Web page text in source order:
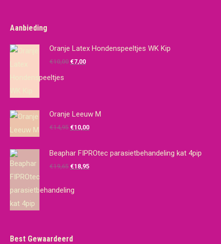
Aanbieding
Oranje Latex Hondenspeeltjes WK Kip
€10,00 Oorspronkelijke
€7,00Huidige
Oranje Leeuw M
€14,95 Oorspronkelijke
was:
€14,95.
€10,00Huidige
is:
€10,00.
Beaphar FIPROtec parasietbehandeling kat 4pip
€19,65 Oorspronkelijke
was:
€18,95Huidige
Best Gewaardeerd